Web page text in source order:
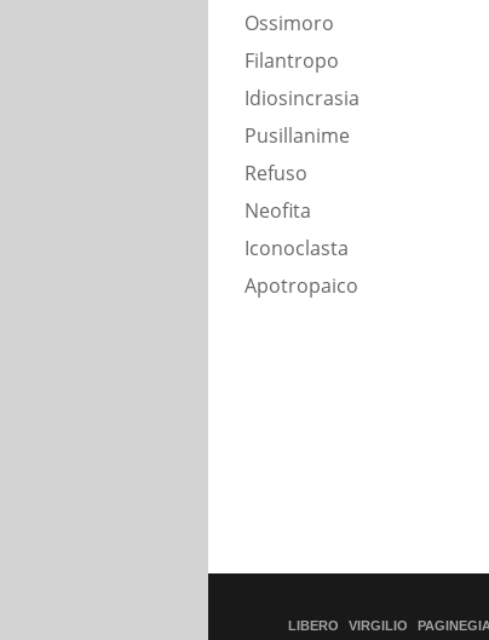
Ossimoro
Filantropo
Idiosincrasia
Pusillanime
Refuso
Neofita
Iconoclasta
Apotropaico
LIBERO VIRGILIO